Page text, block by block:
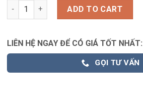
MÁY HÚT MÙI FAGOR 3AF3-941B quantity
ADD TO CART
LIÊN HỆ NGAY ĐỂ CÓ GIÁ TỐT NHẤT:
GỌI TƯ VẤN